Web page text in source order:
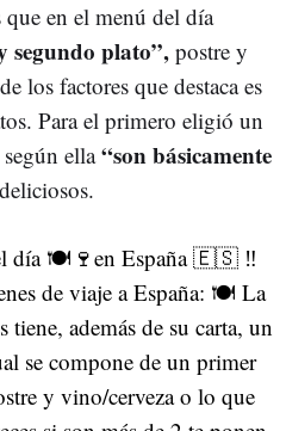
en el menú del día
segundo plato”, postre y
los factores que destaca es
Para el primero eligió un
ella“son básicamente
día 🍽️🍷en España 🇪🇸 ‼️
de viaje a España: 🍽️ La
tiene, además de su carta, un
se compone de un primer
y vino/cerveza o lo que